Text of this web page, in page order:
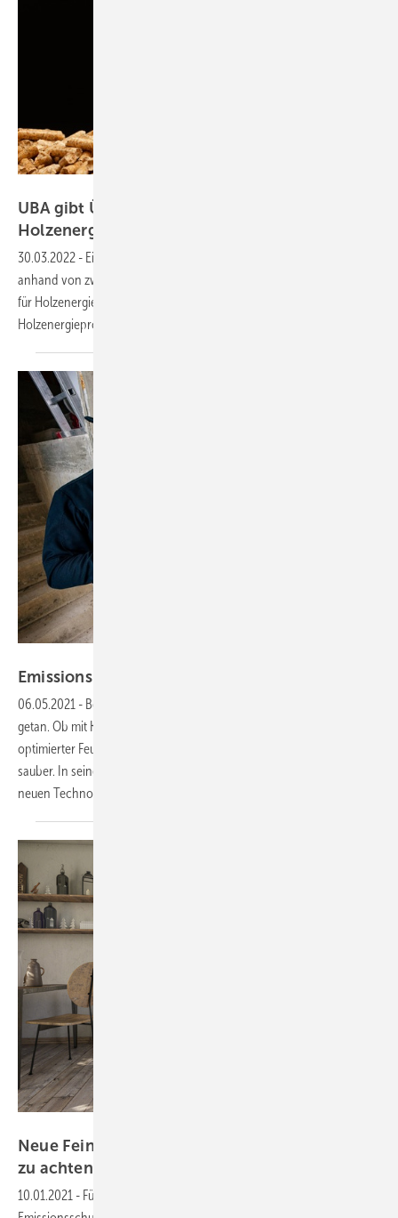
UBA gibt Überblick zu Nutzung von
Holzenergie
30.03.2022 - Ein aktueller Bericht des Umweltbundesamts gibt
anhand von zwei Projekten einen Überblick über die Nutzungsströme
für Holzenergie in Deutschland und den Außenhandel mit
Holzenergieprodukten.
Emissionsminderung: Sauber mit Holz
06.05.2021 - Bei Holzkesseln und -öfen hat sich technologisch einiges
getan. Ob mit Katalysatoren, Luftmischern, Partikelfiltern oder
optimierter Feuerungstechnik ausgestattet – moderne Geräte heizen
sauber. In seiner April-Ausgabe stellt der Gebäude-Energieberater die
neuen Technologien
Neue Feinstaubregeln: Worauf bei Kaminöfen
zu achten
10.01.2021 - Für Kaminöfen seit dem 1. Januar 2021 neue Regeln beim